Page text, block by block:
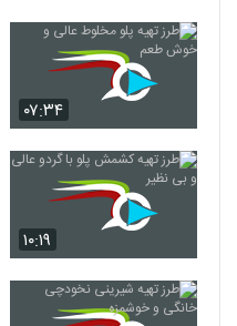
۰۷:۳۴
۱۰:۱۹